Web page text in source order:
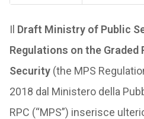
Il Draft Ministry of Public
Regulations on the
Security(the MPS
2018 dal Ministero della
RPC (“MPS”) inserisce